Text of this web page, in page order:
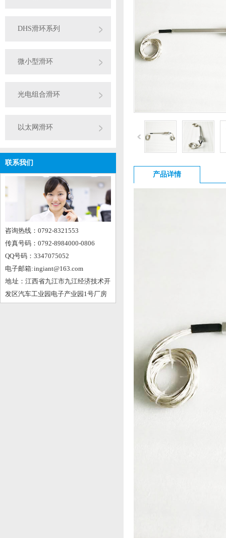
DHS滑环系列
微小型滑环
光电组合滑环
以太网滑环
联系我们
咨询热线：0792-8321553
传真号码：0792-8984000-0806
QQ号码：3347075052
电子邮箱: ingiant@163.com
地 址：江西省九江市九江经济技术开
发区汽车工业园电子产业园1号厂房
产品详情